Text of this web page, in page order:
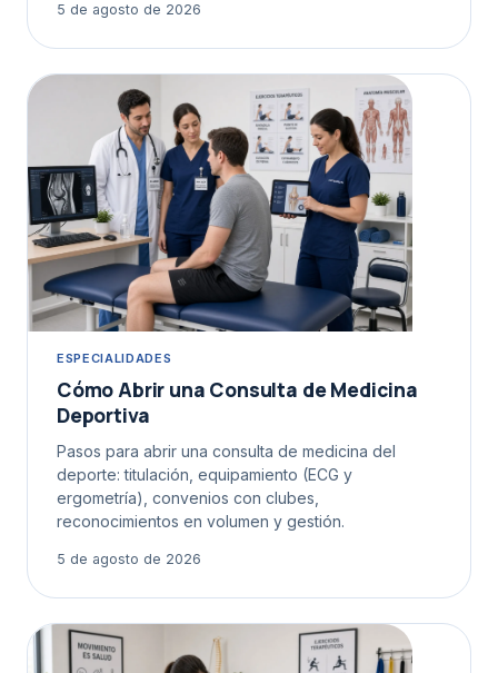
5 de agosto de 2026
ESPECIALIDADES
Cómo Abrir una Consulta de Medicina
Deportiva
Pasos para abrir una consulta de medicina del
deporte: titulación, equipamiento (ECG y
ergometría), convenios con clubes,
reconocimientos en volumen y gestión.
5 de agosto de 2026